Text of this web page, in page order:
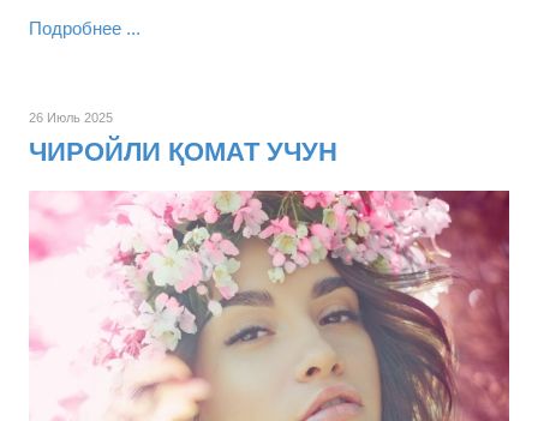
Подробнее ...
26 Июль 2025
ЧИРОЙЛИ ҚОМАТ УЧУН